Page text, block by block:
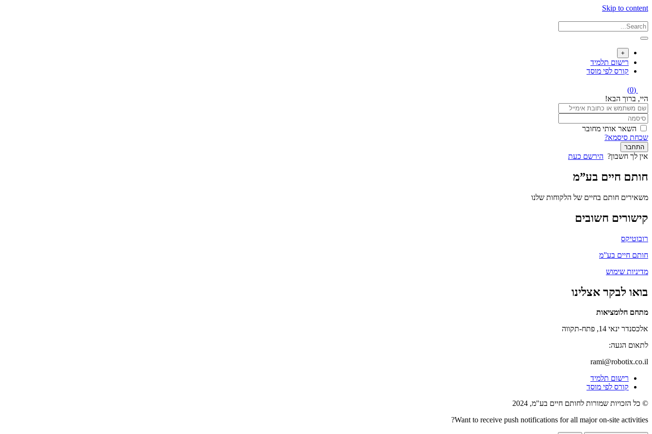
Skip to content
+
רישום תלמיד
קורס לפי מוסד
(0)
היי, ברוך הבא!
השאר אותי מחובר
שכחת סיסמא?
התחבר
אין לך חשבון? הירשם כעת
חותם חיים בע”מ
משאירים חותם בחיים של הלקוחות שלנו
קישורים חשובים
רובוטיקס
חותם חיים בע”מ
מדיניות שימוש
בואו לבקר אצלינו
מתחם חלומציאות
אלכסנדר ינאי 14, פתח-תקווה
לתאום הגעה:
rami@robotix.co.il
רישום תלמיד
קורס לפי מוסד
© כל הזכויות שמורות לחותם חיים בע"מ, 2024
Want to receive push notifications for all major on-site activities?